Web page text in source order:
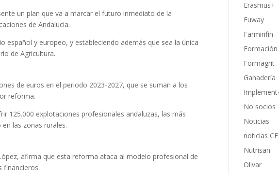
un plan que va a marcar el futuro inmediato de la
de Andalucía.
y europeo, y estableciendo además que sea la única
de Agricultura.
de euros en el periodo 2023-2027, que se suman a los
reforma.
125.000 explotaciones profesionales andaluzas, las más
las zonas rurales.
afirma que esta reforma ataca al modelo profesional de
financieros.
Erasmus+
Euway
Farminfin
Formación
Formagrit
Ganadería
No socios
Noticias
noticias
Nutrisan
Olivar